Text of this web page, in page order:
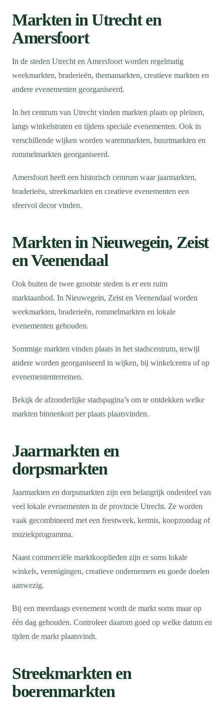
Markten in Utrecht en
Amersfoort
In de steden Utrecht en Amersfoort worden regelmatig
weekmarkten, braderieën, themamarkten, creatieve markten en
andere evenementen georganiseerd.
In het centrum van Utrecht vinden markten plaats op pleinen,
langs winkelstraten en tijdens speciale evenementen. Ook in
verschillende wijken worden warenmarkten, buurtmarkten en
rommelmarkten georganiseerd.
Amersfoort heeft een historisch centrum waar jaarmarkten,
braderieën, streekmarkten en creatieve evenementen een
sfeervol decor vinden.
Markten in Nieuwegein, Zeist
en Veenendaal
Ook buiten de twee grootste steden is er een ruim
marktaanbod. In Nieuwegein, Zeist en Veenendaal worden
weekmarkten, braderieën, rommelmarkten en lokale
evenementen gehouden.
Sommige markten vinden plaats in het stadscentrum, terwijl
andere worden georganiseerd in wijken, bij winkelcentra of op
evenemententerreinen.
Bekijk de afzonderlijke stadspagina’s om te ontdekken welke
markten binnenkort per plaats plaatsvinden.
Jaarmarkten en
dorpsmarkten
Jaarmarkten en dorpsmarkten zijn een belangrijk onderdeel van
veel lokale evenementen in de provincie Utrecht. Ze worden
vaak gecombineerd met een feestweek, kermis, koopzondag of
muziekprogramma.
Naast commerciële marktkooplieden zijn er soms lokale
winkels, verenigingen, creatieve ondernemers en goede doelen
aanwezig.
Bij een meerdaags evenement wordt de markt soms maar op
één dag gehouden. Controleer daarom goed op welke datum en
tijden de markt plaatsvindt.
Streekmarkten en
boerenmarkten